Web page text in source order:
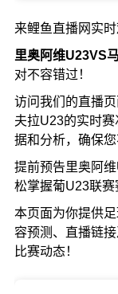
来鲤鱼直播网实
里奥阿维U23VS
对不容错过！
访问我们的直播
夫拉U23的实时
据和分析，确保您
提前预告里奥阿
松掌握葡U23联
本页面为你提供
容预测、直播链
比赛动态！